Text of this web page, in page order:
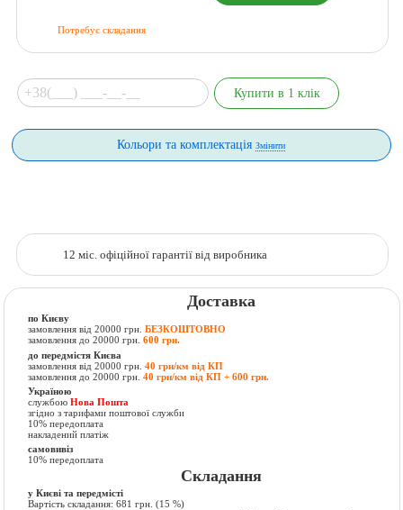
Потребує складання
Кольори та комплектаціяЗмінити
12 міс. офіційної гарантії від виробника
Доставка
по Києву
замовлення від 20000 грн.БЕЗКОШТОВНО
замовлення до 20000 грн.600 грн.
до передмістя Києва
замовлення від 20000 грн.40 грн/км від КП
замовлення до 20000 грн.40 грн/км від КП + 600 грн.
Україною
службоюНова Пошта
згідно з тарифами поштової служби
10% передоплата
накладений платіж
самовивіз
10% передоплата
Складання
у Києві та передмісті
Вартість складання:681 грн. (15 %)